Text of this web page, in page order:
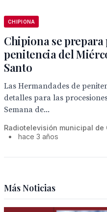
CHIPIONA
Chipiona se prepara
penitencia del
Santo
Las Hermandades de
detalles para las
Semana de...
Radiotelevisión municipal
•
hace 3 años
Más Noticias